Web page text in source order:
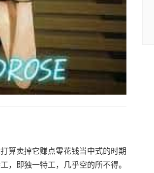
算卖掉它赚点零花钱当中式的时期
，即独一特工，几乎空的所不得。